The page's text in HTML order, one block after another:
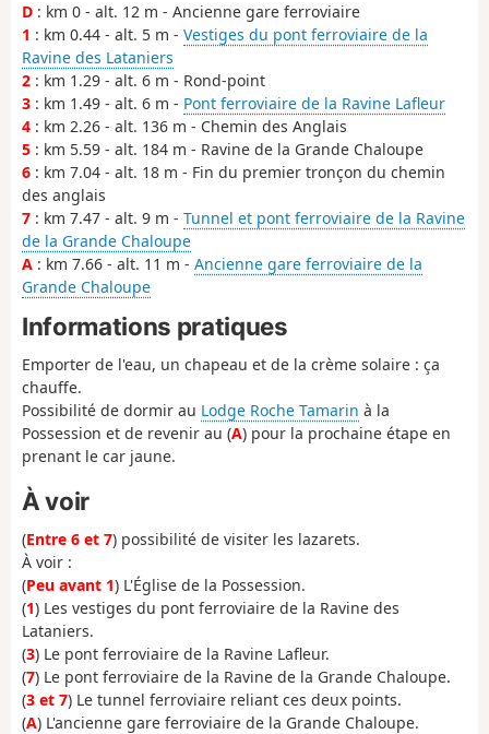
D : km 0 - alt. 12 m - Ancienne gare ferroviaire
1 : km 0.44 - alt. 5 m - Vestiges du pont ferroviaire de la
Ravine des Lataniers
2 : km 1.29 - alt. 6 m - Rond-point
3 : km 1.49 - alt. 6 m - Pont ferroviaire de la Ravine Lafleur
4 : km 2.26 - alt. 136 m - Chemin des Anglais
5 : km 5.59 - alt. 184 m - Ravine de la Grande Chaloupe
6 : km 7.04 - alt. 18 m - Fin du premier tronçon du chemin
des anglais
7 : km 7.47 - alt. 9 m - Tunnel et pont ferroviaire de la Ravine
de la Grande Chaloupe
A : km 7.66 - alt. 11 m - Ancienne gare ferroviaire de la
Grande Chaloupe
Informations pratiques
Emporter de l'eau, un chapeau et de la crème solaire : ça
chauffe.
Possibilité de dormir au Lodge Roche Tamarin à la
Possession et de revenir au (A) pour la prochaine étape en
prenant le car jaune.
À voir
(Entre 6 et 7) possibilité de visiter les lazarets.
À voir :
(Peu avant 1) L'Église de la Possession.
(1) Les vestiges du pont ferroviaire de la Ravine des
Lataniers.
(3) Le pont ferroviaire de la Ravine Lafleur.
(7) Le pont ferroviaire de la Ravine de la Grande Chaloupe.
(3 et 7) Le tunnel ferroviaire reliant ces deux points.
(A) L'ancienne gare ferroviaire de la Grande Chaloupe.